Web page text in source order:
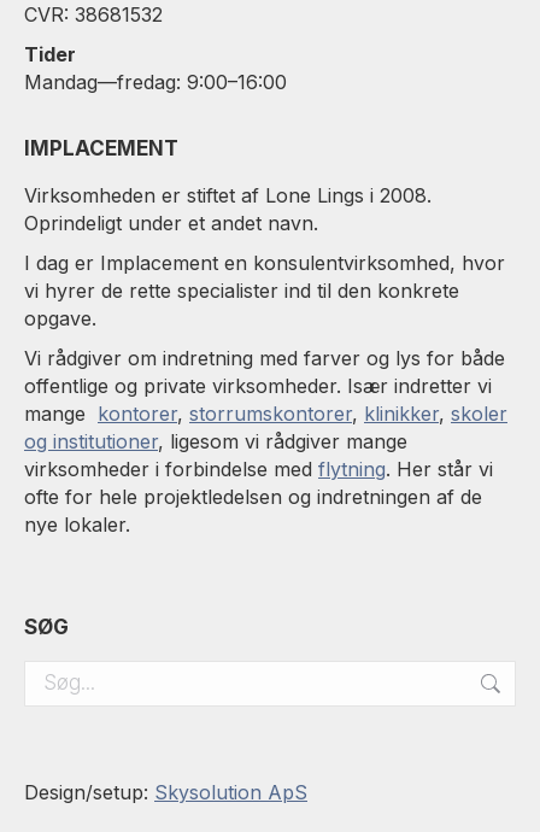
CVR: 38681532
Tider
Mandag—fredag: 9:00–16:00
IMPLACEMENT
Virksomheden er stiftet af Lone Lings i 2008.
Oprindeligt under et andet navn.
I dag er Implacement en konsulentvirksomhed, hvor
vi hyrer de rette specialister ind til den konkrete
opgave.
Vi rådgiver om indretning med farver og lys for både
offentlige og private virksomheder. Især indretter vi
mange kontorer, storrumskontorer, klinikker, skoler
og institutioner, ligesom vi rådgiver mange
virksomheder i forbindelse med flytning. Her står vi
ofte for hele projektledelsen og indretningen af de
nye lokaler.
SØG
Search:
Design/setup: Skysolution ApS